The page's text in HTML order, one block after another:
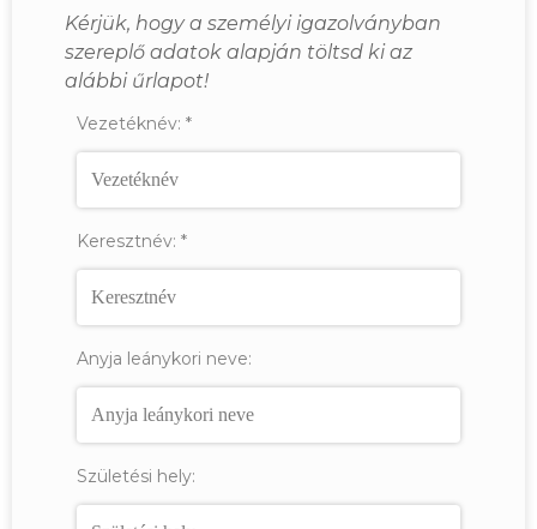
Kérjük, hogy a személyi igazolványban
szereplő adatok alapján töltsd ki az
alábbi űrlapot!
Vezetéknév: *
Keresztnév: *
Anyja leánykori neve:
Születési hely: